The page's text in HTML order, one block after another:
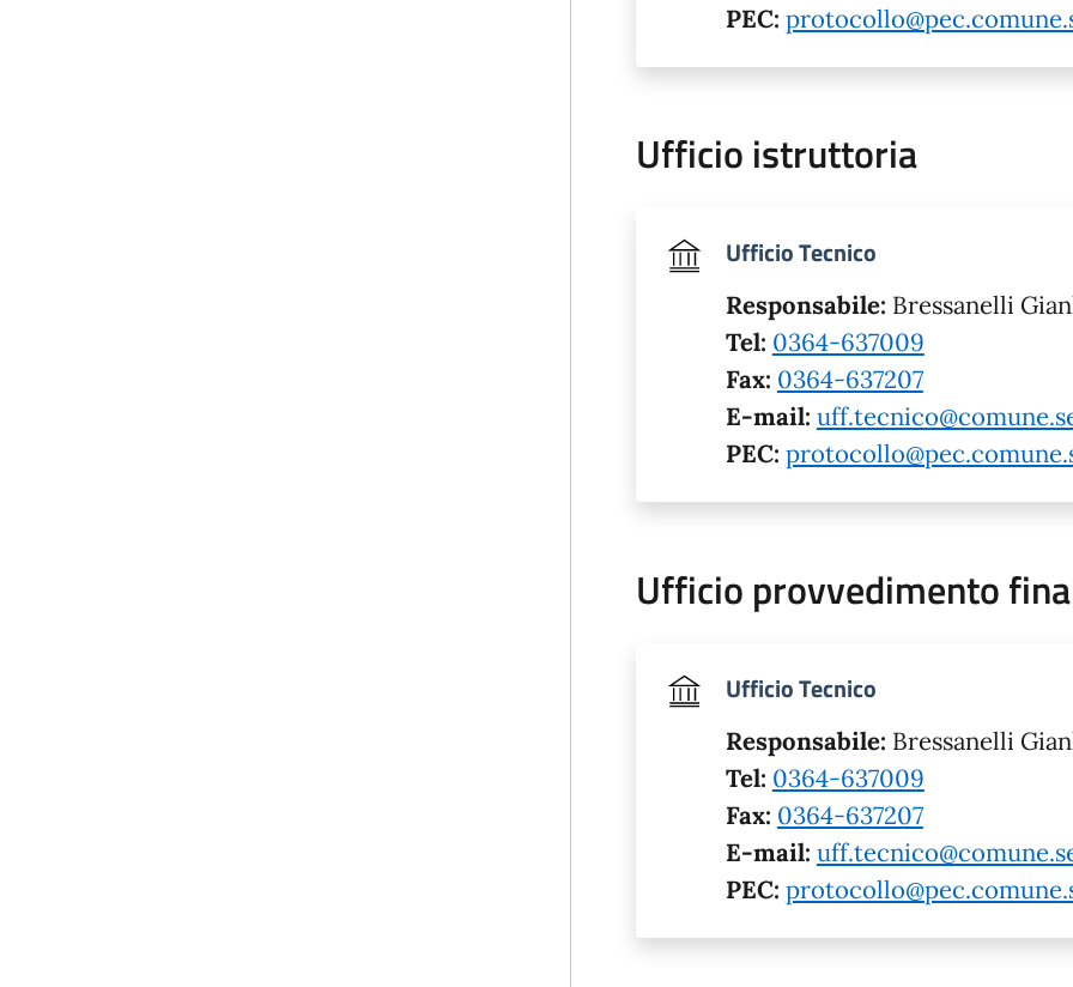
PEC:
Ufficio istruttoria
Ufficio Tecnico
Responsabile: Bressanelli
Tel: 0364-637009
Fax: 0364-637207
E-mail:
PEC:
Ufficio provvedimento
Ufficio Tecnico
Responsabile: Bressanelli
Tel: 0364-637009
Fax: 0364-637207
E-mail:
PEC: